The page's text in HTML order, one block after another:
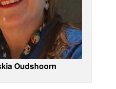
Oudshoorn